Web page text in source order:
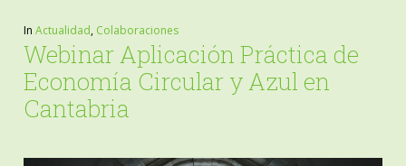
In Actualidad, Colaboraciones
Webinar Aplicación Práctica de
Economía Circular y Azul en
Cantabria